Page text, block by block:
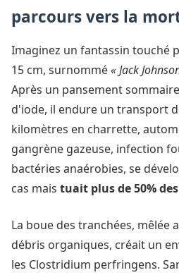
parcours vers la
Imaginez un fantassin touché
15 cm, surnommé« Jack
Après un pansement
d'iode, il endure un transport
kilomètres en charrette,
gangrène gazeuse, infection
bactéries anaérobies, se
cas mais tuait plus de 50%
La boue des tranchées, mêlée
débris organiques, créait un
les Clostridium perfringens.